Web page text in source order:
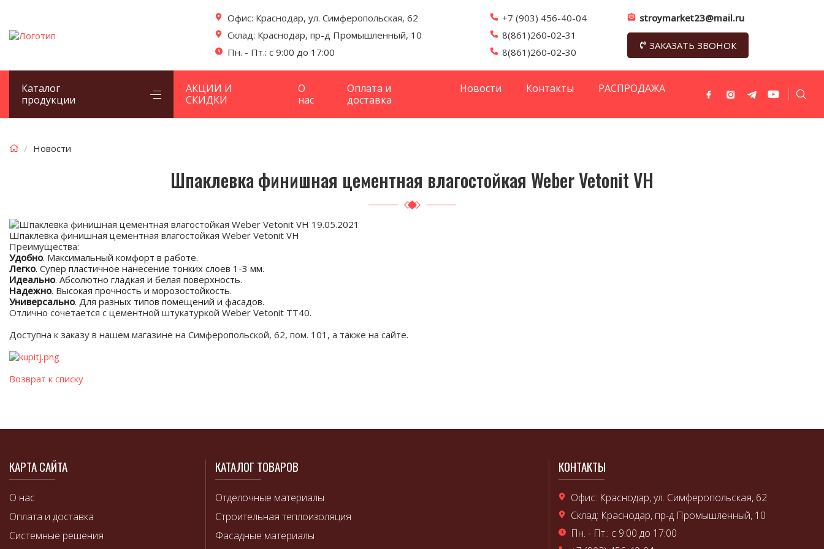
Офис: Краснодар, ул. Симферопольская, 62
Склад: Краснодар, пр-д Промышленный, 10
Пн. - Пт.: с 9:00 до 17:00
+7 (903) 456-40-04
8(861)260-02-31
8(861)260-02-30
stroymarket23@mail.ru
ЗАКАЗАТЬ ЗВОНОК
Каталог
продукции
АКЦИИ И
СКИДКИ
О
нас
Оплата и
доставка
Новости Контакты РАСПРОДАЖА
Новости
Шпаклевка финишная цементная влагостойкая Weber Vetonit VH
19.05.2021
Шпаклевка финишная цементная влагостойкая Weber Vetonit VH
Преимущества:
Удобно. Максимальный комфорт в работе.
Легко. Супер пластичное нанесение тонких слоев 1-3 мм.
Идеально. Абсолютно гладкая и белая поверхность.
Надежно. Высокая прочность и морозостойкость.
Универсально. Для разных типов помещений и фасадов.
Отлично сочетается с цементной штукатуркой Weber Vetonit TT40.
Доступна к заказу в нашем магазине на Симферопольской, 62, пом. 101, а также на сайте.
Возврат к списку
КАРТА САЙТА
О нас
Оплата и доставка
Системные решения
КАТАЛОГ ТОВАРОВ
Отделочные материалы
Строительная теплоизоляция
Фасадные материалы
КОНТАКТЫ
Офис: Краснодар, ул. Симферопольская, 62
Склад: Краснодар, пр-д Промышленный, 10
Пн. - Пт.: с 9:00 до 17:00